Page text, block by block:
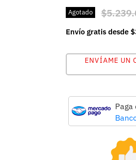
Agotado Precio
Envío gratis desde
ENVÍAME UN